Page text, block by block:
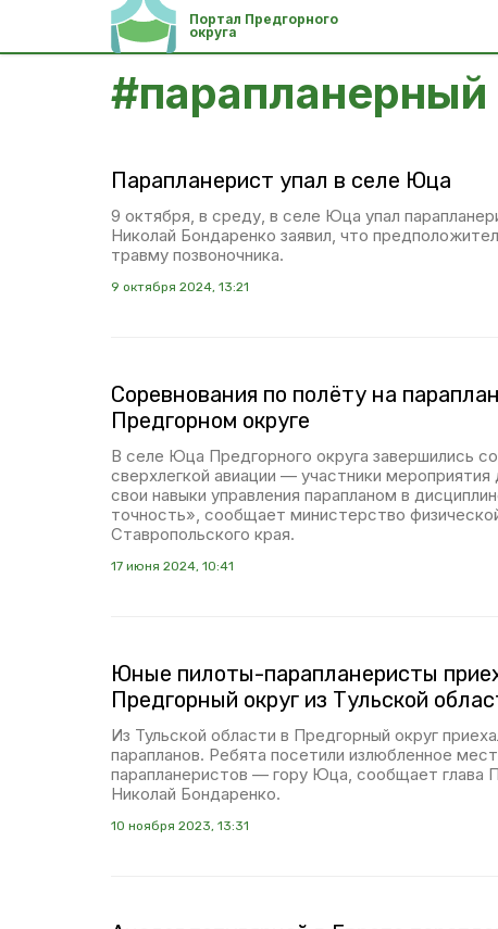
Портал Предгорного
округа
#парапланерный
Парапланерист упал в селе Юца
9 октября, в среду, в селе Юца упал
Николай Бондаренко заявил, что
травму позвоночника.
9 октября 2024, 13:21
Соревнования по полёту на
Предгорном округе
В селе Юца Предгорного округа завершились
сверхлегкой авиации — участники
свои навыки управления парапланом в
точность», сообщает министерство
Ставропольского края.
17 июня 2024, 10:41
Юные пилоты-парапланеристы
Предгорный округ из Тульской
Из Тульской области в Предгорный округ
парапланов. Ребята посетили излюбленное
парапланеристов — гору Юца, сообщает глава
Николай Бондаренко.
10 ноября 2023, 13:31